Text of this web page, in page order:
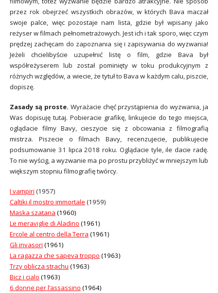
przez rok obejrzeć wszystkich obrazów, w których Bava maczał
swoje palce, więc pozostaje nam lista, gdzie był wpisany jako
reżyser w filmach pełnometrażowych. Jest ich i tak sporo, więc czym
prędzej zachęcam do zapoznania się i zapisywania do wyzwania!
Jeżeli chcielibyście uzupełnić listę o film, gdzie Bava był
współreżyserem lub został pominięty w toku produkcyjnym z
różnych względów, a wiecie, że tytuł to Bava w każdym calu, piszcie,
dopiszę.
Zasady są proste. Wyrażacie chęć przystąpienia do wyzwania, ja
Was dopisuję tutaj. Pobieracie grafikę, linkujecie do tego miejsca,
oglądacie filmy Bavy, cieszycie się z obcowania z filmografią
mistrza. Piszecie o filmach Bavy, recenzujecie, publikujecie
podsumowanie 31 lipca 2018 roku. Oglądacie tyle, ile dacie radę.
To nie wyścig, a wyzwanie ma po prostu przybliżyć w mniejszym lub
większym stopniu filmografię twórcy.
I vampiri (1957)
Caltiki il mostro immortale (1959)
Maska szatana (1960)
Le meraviglie di Aladino (1961)
Ercole al centro della Terra (1961)
Gli invasori (1961)
La ragazza che sapeva troppo (1963)
Trzy oblicza strachu (1963)
Bicz i cialo (1963)
6 donne per l’assassino (1964)